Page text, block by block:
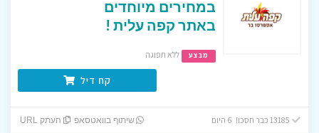
במחירים מיוחדים
באתר קפה עלית !
מבצע ללא תפוגה
קח דיל
שיתוף בוואטסאפ העתק URL